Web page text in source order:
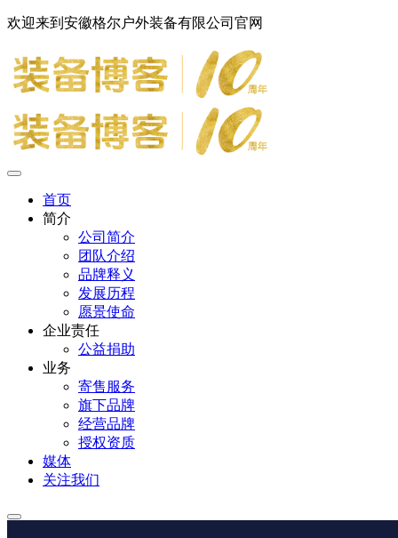
欢迎来到安徽格尔户外装备有限公司官网
首页
简介
公司简介
团队介绍
品牌释义
发展历程
愿景使命
企业责任
公益捐助
业务
寄售服务
旗下品牌
经营品牌
授权资质
媒体
关注我们